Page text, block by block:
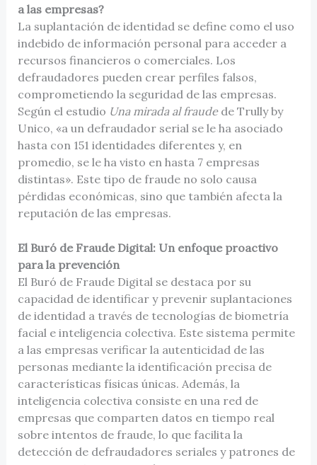
a las empresas?
La suplantación de identidad se define como el uso
indebido de información personal para acceder a
recursos financieros o comerciales. Los
defraudadores pueden crear perfiles falsos,
comprometiendo la seguridad de las empresas.
Según el estudio Una mirada al fraudede Trully by
Unico, «a un defraudador serial se le ha asociado
hasta con 151 identidades diferentes y, en
promedio, se le ha visto en hasta 7 empresas
distintas». Este tipo de fraude no solo causa
pérdidas económicas, sino que también afecta la
reputación de las empresas.
El Buró de Fraude Digital: Un enfoque proactivo
para la prevención
El Buró de Fraude Digital se destaca por su
capacidad de identificar y prevenir suplantaciones
de identidad a través de tecnologías de biometría
facial e inteligencia colectiva. Este sistema permite
a las empresas verificar la autenticidad de las
personas mediante la identificación precisa de
características físicas únicas. Además, la
inteligencia colectiva consiste en una red de
empresas que comparten datos en tiempo real
sobre intentos de fraude, lo que facilita la
detección de defraudadores seriales y patrones de